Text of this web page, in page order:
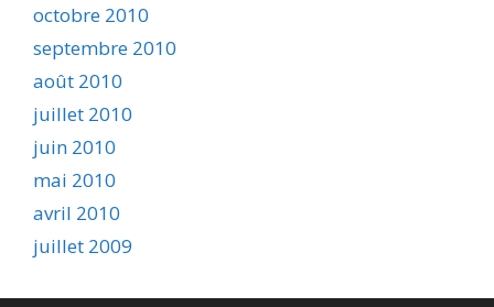
octobre 2010
septembre 2010
août 2010
juillet 2010
juin 2010
mai 2010
avril 2010
juillet 2009